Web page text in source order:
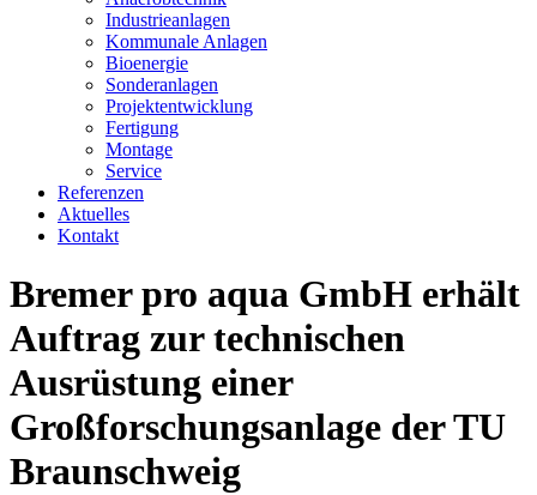
Industrieanlagen
Kommunale Anlagen
Bioenergie
Sonderanlagen
Projektentwicklung
Fertigung
Montage
Service
Referenzen
Aktuelles
Kontakt
Bremer pro aqua GmbH erhält
Auftrag zur technischen
Ausrüstung einer
Großforschungsanlage der TU
Braunschweig